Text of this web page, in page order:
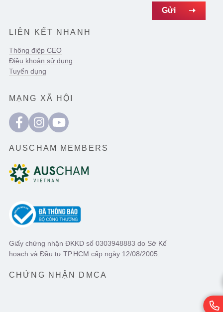
LIÊN KẾT NHANH
Thông điệp CEO
Điều khoản sử dụng
Tuyển dụng
MẠNG XÃ HỘI
AUSCHAM MEMBERS
Giấy chứng nhận ĐKKD số 0303948883 do Sở Kế
hoạch và Đầu tư TP.HCM cấp ngày 12/08/2005.
CHỨNG NHẬN DMCA